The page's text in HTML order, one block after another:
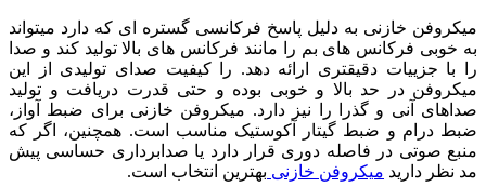
میکروفن خازنی به دلیل پاسخ فرکانسی گستره ای که دارد میتواند
به خوبی فرکانس های بم را مانند فرکانس های بالا تولید کند و صدا
را با جزییات دقیقتری ارائه دهد. را کیفیت صدای تولیدی از این
میکروفن در حد بالا و خوبی بوده و حتی قدرت دریافت و تولید
صداهای آنی و گذرا را نیز دارد. میکروفن خازنی برای ضبط آواز،
ضبط درام و ضبط گیتار آکوستیک مناسب است. همچنین، اگر که
منبع صوتی در فاصله دوری قرار دارد یا صدابرداری حساسی پیش
مد نظر دارید میکروفن خازنی بهترین انتخاب است.